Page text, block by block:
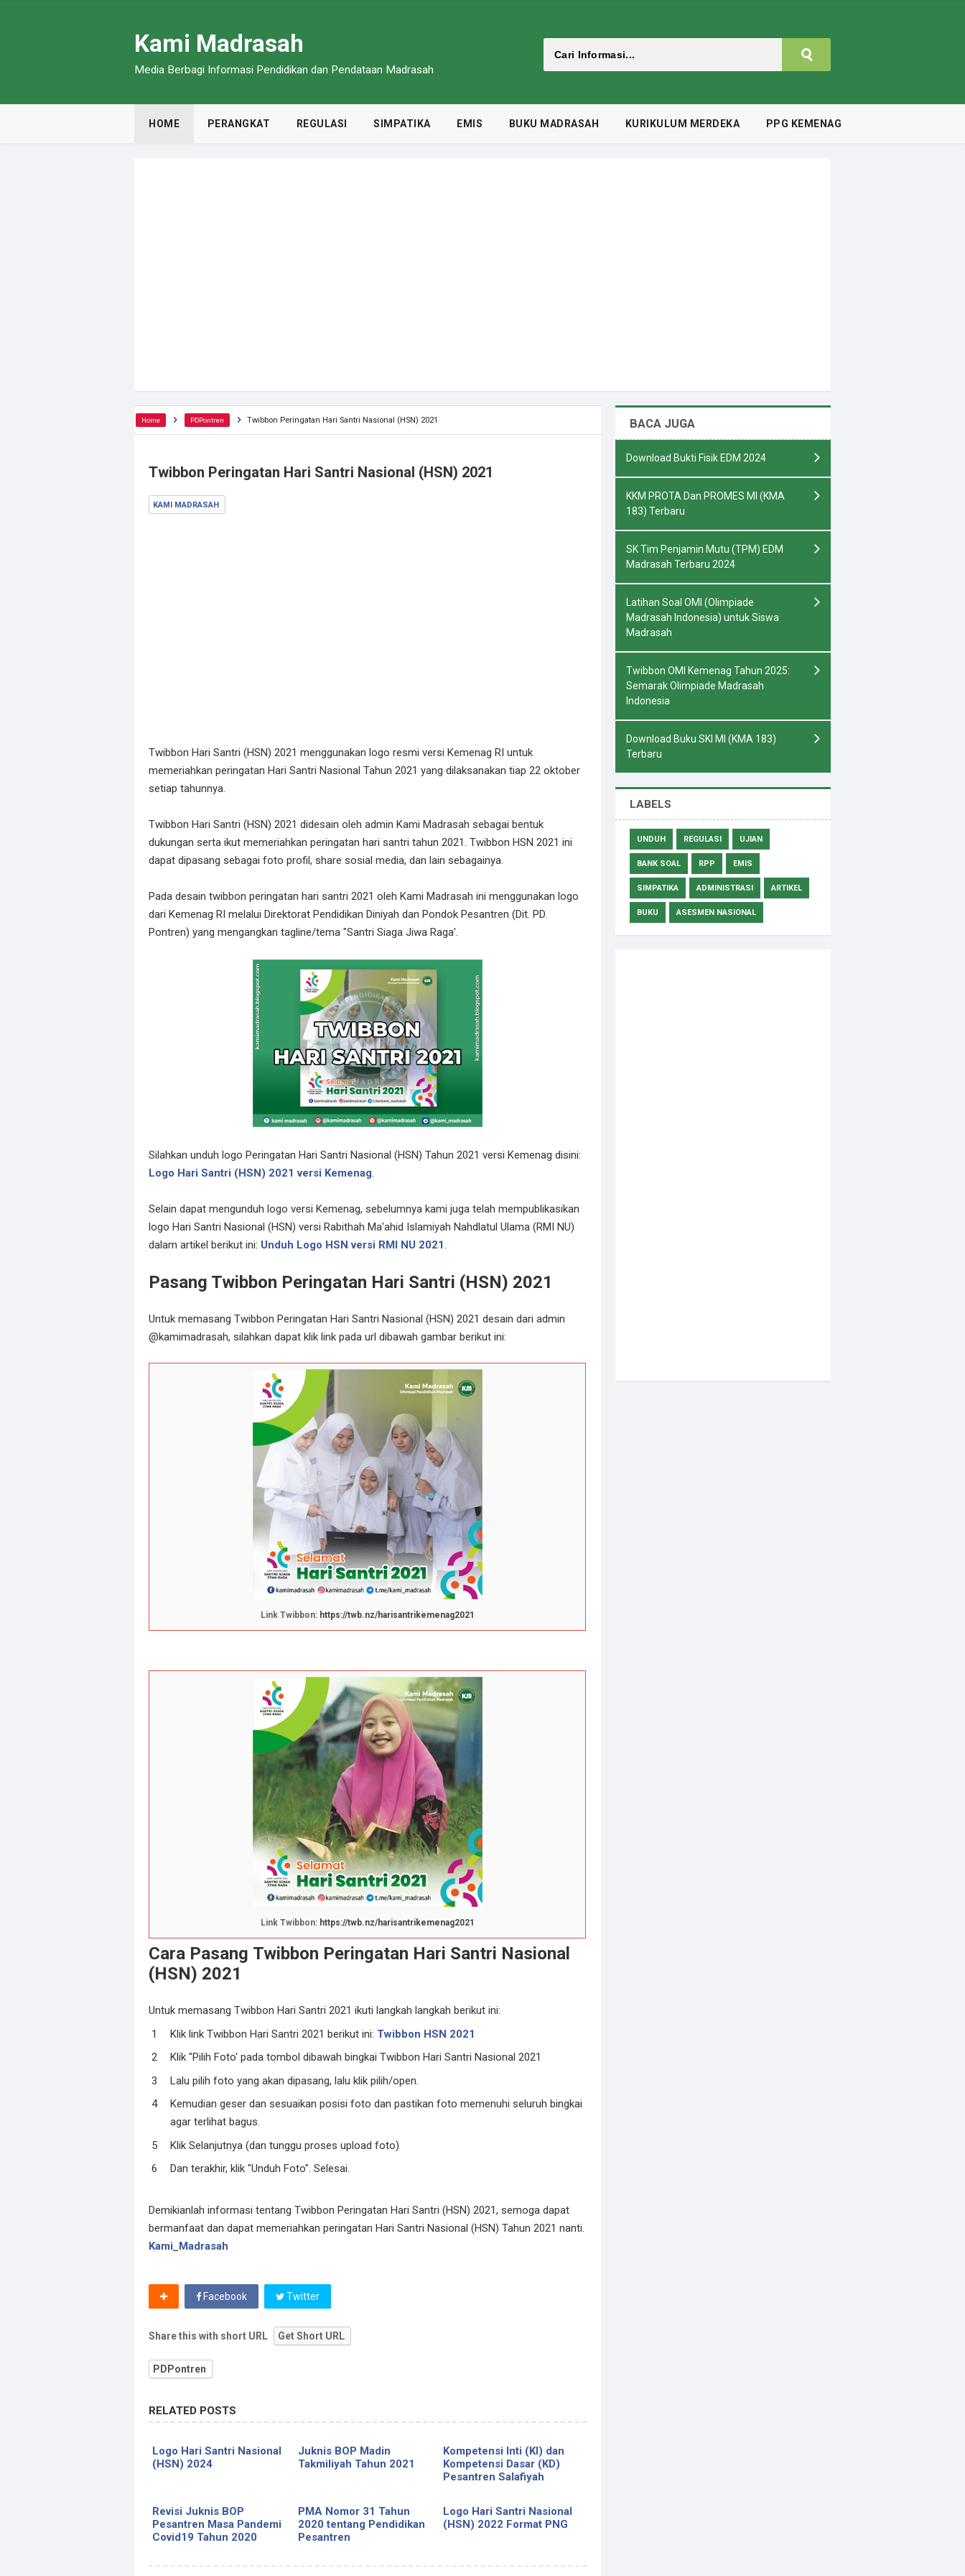
Kami Madrasah
Media Berbagi Informasi Pendidikan dan Pendataan Madrasah
HOME PERANGKAT REGULASI SIMPATIKA EMIS BUKU MADRASAH KURIKULUM MERDEKA PPG KEMENAG
Home PDPontren Twibbon Peringatan Hari Santri Nasional (HSN) 2021
Twibbon Peringatan Hari Santri Nasional (HSN) 2021
KAMI MADRASAH
Twibbon Hari Santri (HSN) 2021 menggunakan logo resmi versi Kemenag RI untuk
memeriahkan peringatan Hari Santri Nasional Tahun 2021 yang dilaksanakan tiap 22 oktober
setiap tahunnya.
Twibbon Hari Santri (HSN) 2021 didesain oleh admin Kami Madrasah sebagai bentuk
dukungan serta ikut memeriahkan peringatan hari santri tahun 2021. Twibbon HSN 2021 ini
dapat dipasang sebagai foto profil, share sosial media, dan lain sebagainya.
Pada desain twibbon peringatan hari santri 2021 oleh Kami Madrasah ini menggunakan logo
dari Kemenag RI melalui Direktorat Pendidikan Diniyah dan Pondok Pesantren (Dit. PD.
Pontren) yang mengangkan tagline/tema "Santri Siaga Jiwa Raga'.
Silahkan unduh logo Peringatan Hari Santri Nasional (HSN) Tahun 2021 versi Kemenag disini:
Logo Hari Santri (HSN) 2021 versi Kemenag.
Selain dapat mengunduh logo versi Kemenag, sebelumnya kami juga telah mempublikasikan
logo Hari Santri Nasional (HSN) versi Rabithah Ma'ahid Islamiyah Nahdlatul Ulama (RMI NU)
dalam artikel berikut ini: Unduh Logo HSN versi RMI NU 2021.
Pasang Twibbon Peringatan Hari Santri (HSN) 2021
Untuk memasang Twibbon Peringatan Hari Santri Nasional (HSN) 2021 desain dari admin
@kamimadrasah, silahkan dapat klik link pada url dibawah gambar berikut ini:
Link Twibbon: https://twb.nz/harisantrikemenag2021
Link Twibbon: https://twb.nz/harisantrikemenag2021
Cara Pasang Twibbon Peringatan Hari Santri Nasional
(HSN) 2021
Untuk memasang Twibbon Hari Santri 2021 ikuti langkah langkah berikut ini:
Klik link Twibbon Hari Santri 2021 berikut ini: Twibbon HSN 2021
Klik "Pilih Foto' pada tombol dibawah bingkai Twibbon Hari Santri Nasional 2021
Lalu pilih foto yang akan dipasang, lalu klik pilih/open.
Kemudian geser dan sesuaikan posisi foto dan pastikan foto memenuhi seluruh bingkai
agar terlihat bagus.
Klik Selanjutnya (dan tunggu proses upload foto)
Dan terakhir, klik "Unduh Foto". Selesai.
Demikianlah informasi tentang Twibbon Peringatan Hari Santri (HSN) 2021, semoga dapat
bermanfaat dan dapat memeriahkan peringatan Hari Santri Nasional (HSN) Tahun 2021 nanti.
Kami_Madrasah
Facebook Twitter
Share this with short URL Get Short URL
PDPontren
RELATED POSTS
Logo Hari Santri Nasional
(HSN) 2024
Juknis BOP Madin
Takmiliyah Tahun 2021
Kompetensi Inti (KI) dan
Kompetensi Dasar (KD)
Pesantren Salafiyah
Revisi Juknis BOP
Pesantren Masa Pandemi
Covid19 Tahun 2020
PMA Nomor 31 Tahun
2020 tentang Pendidikan
Pesantren
Logo Hari Santri Nasional
(HSN) 2022 Format PNG
BACA JUGA
Download Bukti Fisik EDM 2024
KKM PROTA Dan PROMES MI (KMA
183) Terbaru
SK Tim Penjamin Mutu (TPM) EDM
Madrasah Terbaru 2024
Latihan Soal OMI (Olimpiade
Madrasah Indonesia) untuk Siswa
Madrasah
Twibbon OMI Kemenag Tahun 2025:
Semarak Olimpiade Madrasah
Indonesia
Download Buku SKI MI (KMA 183)
Terbaru
LABELS
UNDUH REGULASI UJIAN
BANK SOAL RPP EMIS
SIMPATIKA ADMINISTRASI ARTIKEL
BUKU ASESMEN NASIONAL